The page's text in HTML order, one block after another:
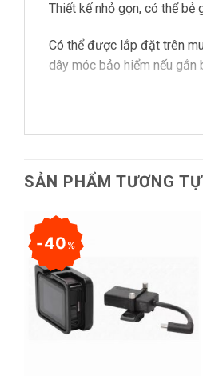
Thiết kế nhỏ gọn, có thể
Có thể được lắp đặt trên
dây móc bảo hiểm nếu
SẢN PHẨM TƯƠNG TỰ
40%